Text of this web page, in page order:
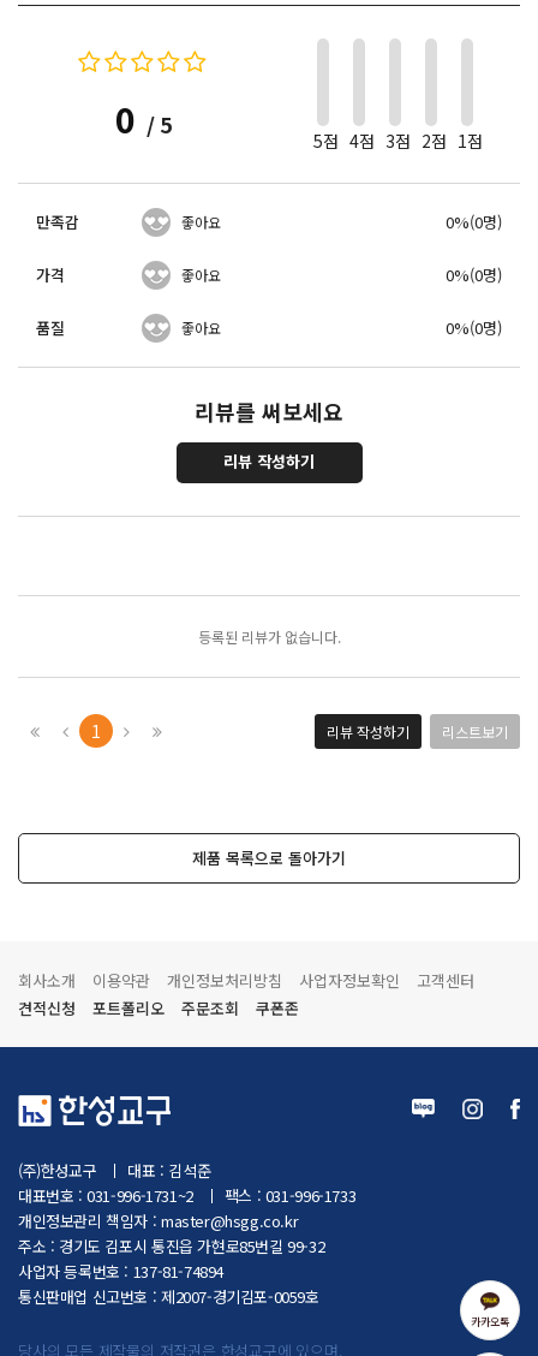
카카오톡
0 / 5
5점 4점 3점 2점 1점
만족감 좋아요 0%(0명)
가격 좋아요 0%(0명)
품질 좋아요 0%(0명)
리뷰를 써보세요
리뷰 작성하기
등록된 리뷰가 없습니다.
1 리뷰 작성하기 리스트보기
제품 목록으로 돌아가기
회사소개 이용약관 개인정보처리방침 사업자정보확인
고객센터
견적신청
포트폴리오 주문조회 쿠폰존
(주)한성교구
대표 : 김석준
대표번호 : 031-996-1731~2
팩스 : 031-996-1733
개인정보관리 책임자 : master@hsgg.co.kr
주소 : 경기도 김포시 통진읍 가현로85번길 99-32
사업자 등록번호 : 137-81-74894
통신판매업 신고번호 : 제2007-경기김포-0059호
당사의 모든 제작물의 저작권은 한성교구에 있으며,